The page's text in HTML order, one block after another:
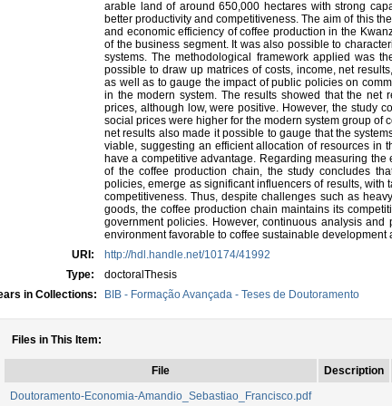
arable land of around 650,000 hectares with strong
better productivity and competitiveness. The aim of this
and economic efficiency of coffee production in the
of the business segment. It was also possible to
systems. The methodological framework applied was
possible to draw up matrices of costs, income, net
as well as to gauge the impact of public policies on
in the modern system. The results showed that the net
prices, although low, were positive. However, the study
social prices were higher for the modern system group of
net results also made it possible to gauge that the
viable, suggesting an efficient allocation of resources in
have a competitive advantage. Regarding measuring
of the coffee production chain, the study concludes
policies, emerge as significant influencers of results, with
competitiveness. Thus, despite challenges such as
goods, the coffee production chain maintains its
government policies. However, continuous analysis
environment favorable to coffee sustainable
URI:
http://hdl.handle.net/10174/41992
Type:
doctoralThesis
in Collections:
BIB - Formação Avançada - Teses de Doutoramento
Files in This Item:
File Description
Doutoramento-Economia-Amandio_Sebastiao_Francisco.pdf